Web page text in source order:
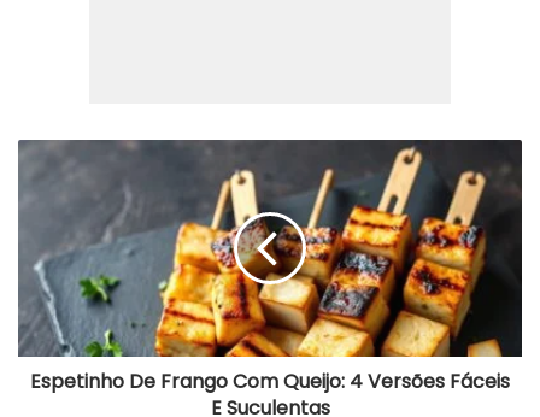
Espetinho
Frango
Versões
Fáceis
E
Suculentas
Espetinho De Frango Com Queijo: 4 Versões Fáceis
E Suculentas